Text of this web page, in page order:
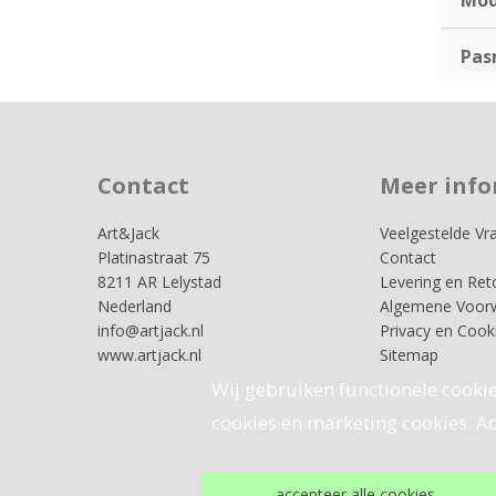
Wij gebruiken functionele
cookies en marketing cookies.
Contact
Art&Jack
Platinastraat 75
8211 AR Lelystad
Nederland
info@artjack.nl
www.artjack.nl
Meer
Veelgestelde
Contact
Levering en
Algemene
Privacy en
Sitemap